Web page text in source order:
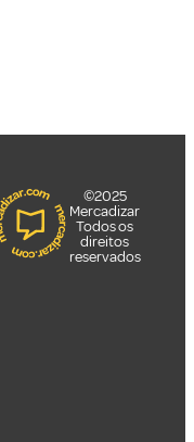
©2025
Mercadizar
Todos os
direitos
reservados